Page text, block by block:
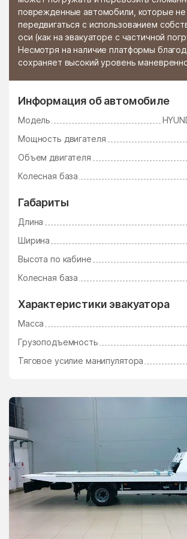
поврежденные автомобили, которые не
передвигаться с использованием
оси (как на эвакуаторе с частичной
Несмотря на наличие платформы
сохраняет высокий уровень
Информация об автомобиле
Модель
Мощность двигателя
Объем двигателя
Колесная база
Габариты
Длина
Ширина
Высота по кабине
Колесная база
Характеристики эвакуатора
Масса
Грузоподъемность
Тяговое усилие манипулятора
Стромынь Ступино
Сычёво Талдом
Тарасково Тарасовка
Татариново Таширово
Теряево Тимшино
Томилино Троицк
Узуново
Ушаково
Поселение
Фосфоритный Фруктовая
Фрязино Фряново
Хлюпино
Хотьково
центр альной усадьбы
совхоза Озёры
совхоза
Цибино
Часцы Чашниково
Челюскинский